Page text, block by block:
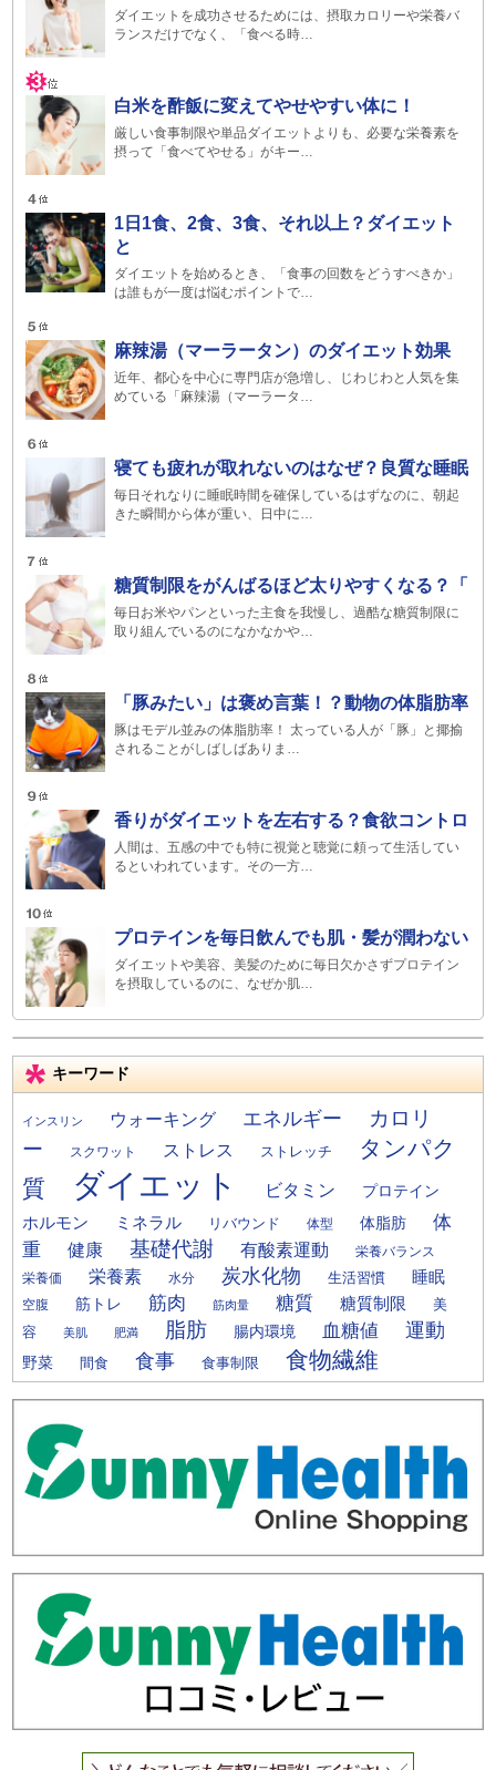
ダイエットを成功させるためには、摂取カロリーや栄養バ
ランスだけでなく、「食べる時…
白米を酢飯に変えてやせやすい体に！
厳しい食事制限や単品ダイエットよりも、必要な栄養素を
摂って「食べてやせる」がキー…
1日1食、2食、3食、それ以上？ダイエット
と
ダイエットを始めるとき、「食事の回数をどうすべきか」
は誰もが一度は悩むポイントで…
麻辣湯（マーラータン）のダイエット効果
近年、都心を中心に専門店が急増し、じわじわと人気を集
めている「麻辣湯（マーラータ…
寝ても疲れが取れないのはなぜ？良質な睡眠
毎日それなりに睡眠時間を確保しているはずなのに、朝起
きた瞬間から体が重い、日中に…
糖質制限をがんばるほど太りやすくなる？「
毎日お米やパンといった主食を我慢し、過酷な糖質制限に
取り組んでいるのになかなかや…
「豚みたい」は褒め言葉！？動物の体脂肪率
豚はモデル並みの体脂肪率！ 太っている人が「豚」と揶揄
されることがしばしばありま…
香りがダイエットを左右する？食欲コントロ
人間は、五感の中でも特に視覚と聴覚に頼って生活してい
るといわれています。その一方…
プロテインを毎日飲んでも肌・髪が潤わない
ダイエットや美容、美髪のために毎日欠かさずプロテイン
を摂取しているのに、なぜか肌…
キーワード
インスリン ウォーキング エネルギー
カロリ
ー
スクワット ストレス ストレッチ
タンパク
質
ダイエット ビタミン
プロテイン
ホルモン
ミネラル リバウンド 体型 体脂肪
体
重
健康 基礎代謝 有酸素運動 栄養バランス
栄養価 栄養素 水分 炭水化物 生活習慣 睡眠
空腹 筋トレ 筋肉 筋肉量 糖質 糖質制限
美
容
美肌 肥満 脂肪 腸内環境 血糖値 運動
野菜 間食 食事 食事制限 食物繊維